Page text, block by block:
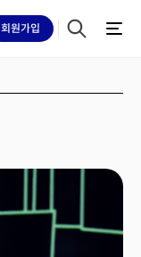
회원가입